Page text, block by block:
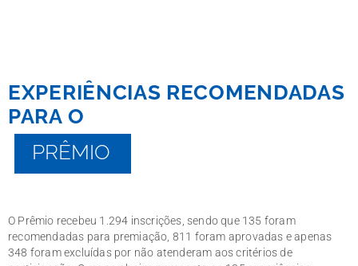
EXPERIÊNCIAS RECOMENDADAS
PARA O
PRÊMIO
O Prêmio recebeu 1.294 inscrições, sendo que 135 foram
recomendadas para premiação, 811 foram aprovadas e apenas
348 foram excluídas por não atenderam aos critérios de